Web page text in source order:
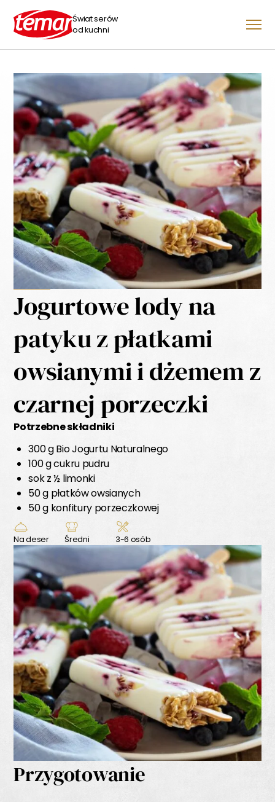
Świat serów
od kuchni
Jogurtowe lody na
patyku z płatkami
owsianymi i dżemem z
czarnej porzeczki
Potrzebne składniki
300 g Bio Jogurtu Naturalnego
100 g cukru pudru
sok z ½ limonki
50 g płatków owsianych
50 g konfitury porzeczkowej
Na deser Średni 3-6 osób
Przygotowanie